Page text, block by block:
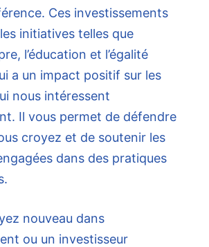
Ces investissements
initiatives telles que
l’éducation et l’égalité
a un impact positif sur les
nous intéressent
Il vous permet de défendre
croyez et de soutenir les
dans des pratiques
nouveau dans
ou un investisseur